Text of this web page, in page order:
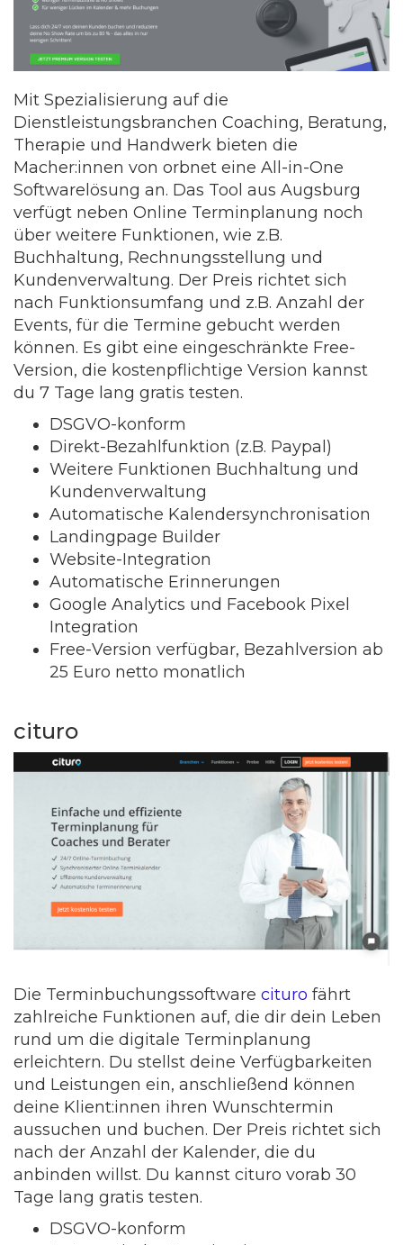
Mit Spezialisierung auf die
Dienstleistungsbranchen Coaching, Beratung,
Therapie und Handwerk bieten die
Macher:innen von orbnet eine All-in-One
Softwarelösung an. Das Tool aus Augsburg
verfügt neben Online Terminplanung noch
über weitere Funktionen, wie z.B.
Buchhaltung, Rechnungsstellung und
Kundenverwaltung. Der Preis richtet sich
nach Funktionsumfang und z.B. Anzahl der
Events, für die Termine gebucht werden
können. Es gibt eine eingeschränkte Free-
Version, die kostenpflichtige Version kannst
du 7 Tage lang gratis testen.
DSGVO-konform
Direkt-Bezahlfunktion (z.B. Paypal)
Weitere Funktionen Buchhaltung und
Kundenverwaltung
Automatische Kalendersynchronisation
Landingpage Builder
Website-Integration
Automatische Erinnerungen
Google Analytics und Facebook Pixel
Integration
Free-Version verfügbar, Bezahlversion ab
25 Euro netto monatlich
cituro
Die Terminbuchungssoftware cituro fährt
zahlreiche Funktionen auf, die dir dein Leben
rund um die digitale Terminplanung
erleichtern. Du stellst deine Verfügbarkeiten
und Leistungen ein, anschließend können
deine Klient:innen ihren Wunschtermin
aussuchen und buchen. Der Preis richtet sich
nach der Anzahl der Kalender, die du
anbinden willst. Du kannst cituro vorab 30
Tage lang gratis testen.
DSGVO-konform